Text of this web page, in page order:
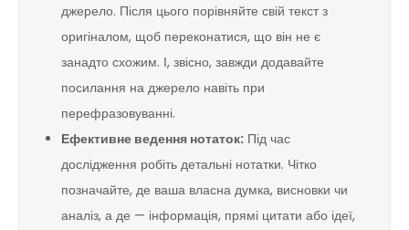
джерело. Після цього порівняйте свій текст з
оригіналом, щоб переконатися, що він не є
занадто схожим. І, звісно, завжди додавайте
посилання на джерело навіть при
перефразовуванні.
Ефективне ведення нотаток: Під час
дослідження робіть детальні нотатки. Чітко
позначайте, де ваша власна думка, висновки чи
аналіз, а де — інформація, прямі цитати або ідеї,